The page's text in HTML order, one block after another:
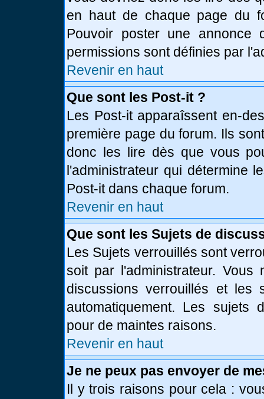
en haut de chaque page du
Pouvoir poster une annonce
permissions sont définies par
Revenir en haut
Que sont les Post-it ?
Les Post-it apparaîssent en-
première page du forum. Ils
donc les lire dès que vous
l'administrateur qui détermine
Post-it dans chaque forum.
Revenir en haut
Que sont les Sujets de
Les Sujets verrouillés sont
soit par l'administrateur.
discussions verrouillés et les
automatiquement. Les sujets
pour de maintes raisons.
Revenir en haut
Je ne peux pas envoyer de
Il y trois raisons pour cela :